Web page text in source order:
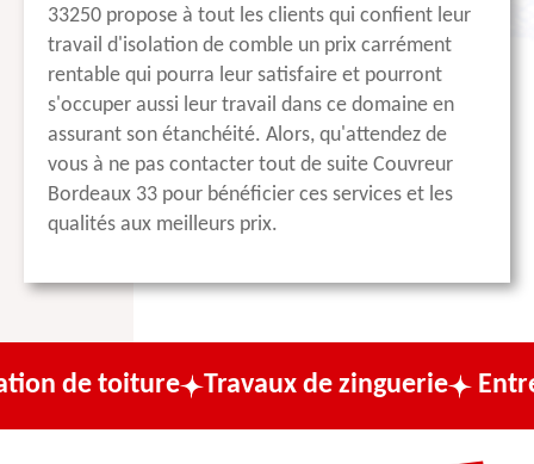
33250 propose à tout les clients qui confient leur
travail d'isolation de comble un prix carrément
rentable qui pourra leur satisfaire et pourront
s'occuper aussi leur travail dans ce domaine en
assurant son étanchéité. Alors, qu'attendez de
vous à ne pas contacter tout de suite Couvreur
Bordeaux 33 pour bénéficier ces services et les
qualités aux meilleurs prix.
Travaux de zinguerie Entreprise de